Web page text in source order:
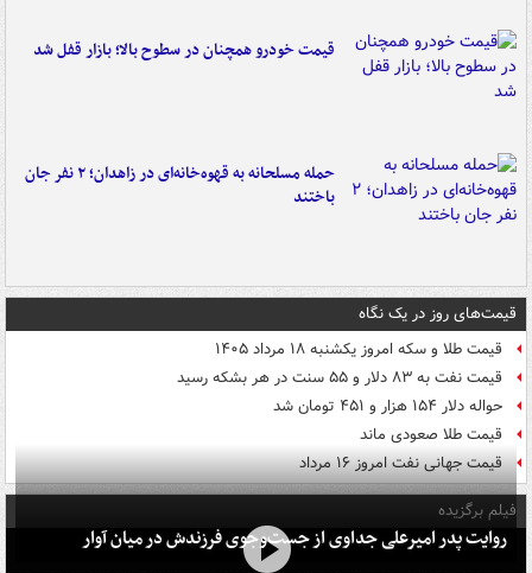
قیمت خودرو همچنان در سطوح بالا؛ بازار قفل شد
حمله مسلحانه به قهوه‌خانه‌ای در زاهدان؛ ۲ نفر جان
باختند
قیمت‌های روز در یک نگاه
قیمت طلا و سکه امروز یکشنبه ۱۸ مرداد ۱۴۰۵
قیمت نفت به ۸۳ دلار و ۵۵ سنت در هر بشکه رسید
حواله دلار ۱۵۴ هزار و ۴۵۱ تومان شد
قیمت طلا صعودی ماند
قیمت جهانی نفت امروز ۱۶ مرداد
فیلم برگزیده
روایت پدر امیرعلی جداوی از جست‌وجوی فرزندش در میان آوار